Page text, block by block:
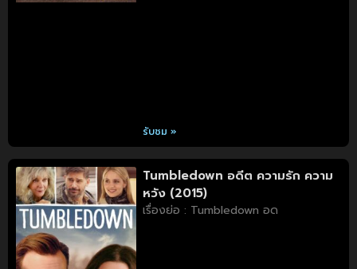
รับชม »
Tumbledown อดีต ความรัก ความ
หวัง (2015)
เรื่องย่อ : Tumbledown อด